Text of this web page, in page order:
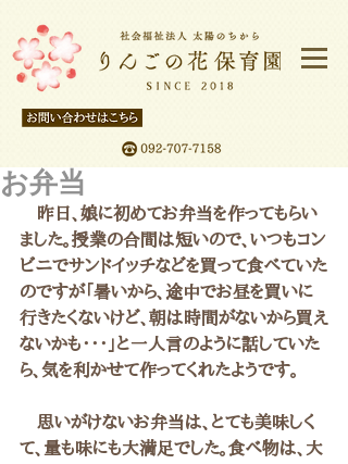
お弁当
昨日、娘に初めてお弁当を作ってもらい
ました。授業の合間は短いので、いつもコン
ビニでサンドイッチなどを買って食べていた
のですが「暑いから、途中でお昼を買いに
行きたくないけど、朝は時間がないから買え
ないかも・・・」と一人言のように話していた
ら、気を利かせて作ってくれたようです。
思いがけないお弁当は、とても美味しく
て、量も味にも大満足でした。食べ物は、大